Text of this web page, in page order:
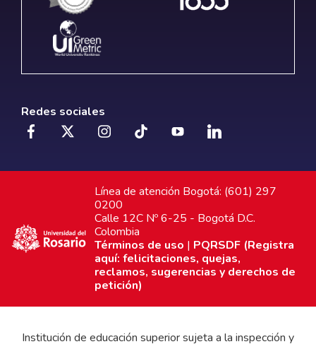
Redes sociales
Línea de atención Bogotá: (601) 297
0200
Calle 12C Nº 6-25 - Bogotá D.C.
Colombia
Términos de uso | PQRSDF (Registra
aquí: felicitaciones, quejas,
reclamos, sugerencias y derechos de
petición)
Institución de educación superior sujeta a la inspección y